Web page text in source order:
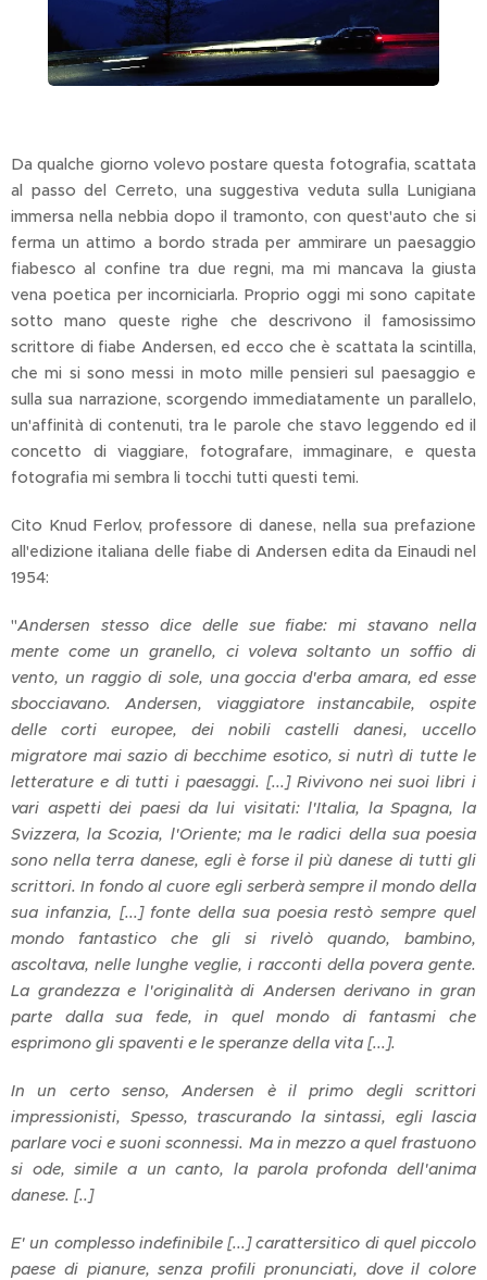
Da qualche giorno volevo postare questa fotografia, scattata
al passo del Cerreto, una suggestiva veduta sulla Lunigiana
immersa nella nebbia dopo il tramonto, con quest'auto che si
ferma un attimo a bordo strada per ammirare un paesaggio
fiabesco al confine tra due regni, ma mi mancava la giusta
vena poetica per incorniciarla. Proprio oggi mi sono capitate
sotto mano queste righe che descrivono il famosissimo
scrittore di fiabe Andersen, ed ecco che è scattata la scintilla,
che mi si sono messi in moto mille pensieri sul paesaggio e
sulla sua narrazione, scorgendo immediatamente un parallelo,
un'affinità di contenuti, tra le parole che stavo leggendo ed il
concetto di viaggiare, fotografare, immaginare, e questa
fotografia mi sembra li tocchi tutti questi temi.
Cito Knud Ferlov, professore di danese, nella sua prefazione
all'edizione italiana delle fiabe di Andersen edita da Einaudi nel
1954:
"Andersen stesso dice delle sue fiabe: mi stavano nella
mente come un granello, ci voleva soltanto un soffio di
vento, un raggio di sole, una goccia d'erba amara, ed esse
sbocciavano. Andersen, viaggiatore instancabile, ospite
delle corti europee, dei nobili castelli danesi, uccello
migratore mai sazio di becchime esotico, si nutrì di tutte le
letterature e di tutti i paesaggi. [...] Rivivono nei suoi libri i
vari aspetti dei paesi da lui visitati: l'Italia, la Spagna, la
Svizzera, la Scozia, l'Oriente; ma le radici della sua poesia
sono nella terra danese, egli è forse il più danese di tutti gli
scrittori. In fondo al cuore egli serberà sempre il mondo della
sua infanzia, [...] fonte della sua poesia restò sempre quel
mondo fantastico che gli si rivelò quando, bambino,
ascoltava, nelle lunghe veglie, i racconti della povera gente.
La grandezza e l'originalità di Andersen derivano in gran
parte dalla sua fede, in quel mondo di fantasmi che
esprimono gli spaventi e le speranze della vita [...].
In un certo senso, Andersen è il primo degli scrittori
impressionisti, Spesso, trascurando la sintassi, egli lascia
parlare voci e suoni sconnessi. Ma in mezzo a quel frastuono
si ode, simile a un canto, la parola profonda dell'anima
danese. [..]
E' un complesso indefinibile [...] carattersitico di quel piccolo
paese di pianure, senza profili pronunciati, dove il colore